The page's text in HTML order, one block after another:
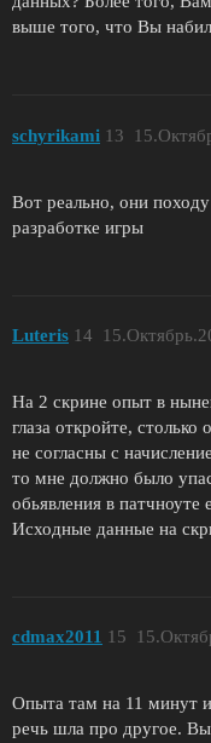
выше того, что Вы
schyrikami 13
Вот реально, они
разработке игры
Luteris 14
На 2 скрине опыт в
глаза откройте,
не согласны с
то мне должно было
обьявления в патчноуте
Исходные данные на
cdmax2011 15
Опыта там на 11 минут
речь шла про другое.